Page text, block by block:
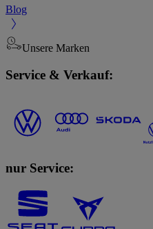
Blog
Unsere Marken
Service & Verkauf:
nur Service: